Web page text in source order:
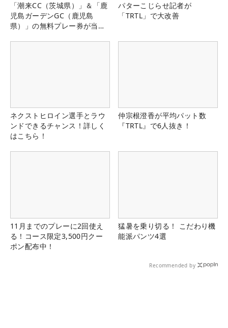
「潮来CC（茨城県）」＆「鹿
児島ガーデンGC（鹿児島
県）」の無料プレー券が当た
パターこじらせ記者が
「TRTL」で大改善
ネクストヒロイン選手とラウ
ンドできるチャンス！詳しく
はこちら！
仲宗根澄香が平均パット数
『TRTL』で6人抜き！
11月までのプレーに2回使え
る！コース限定3,500円クー
ポン配布中！
猛暑を乗り切る！ こだわり機
能派パンツ4選
Recommended by